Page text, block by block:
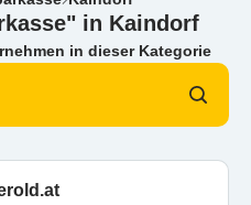
in Kaindorf
in dieser Kategorie